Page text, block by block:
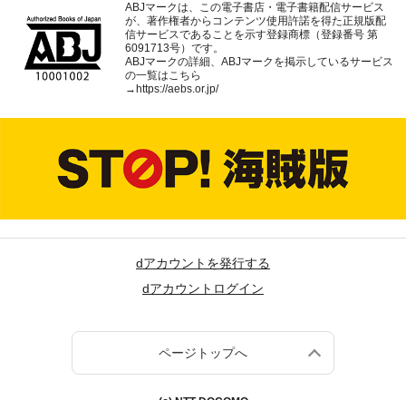
ABJマークは、この電子書店・電子書籍配信サービス
が、著作権者からコンテンツ使用許諾を得た正規版配
信サービスであることを示す登録商標（登録番号 第
6091713号）です。
ABJマークの詳細、ABJマークを掲示しているサービス
の一覧はこちら
→ https://aebs.or.jp/
dアカウントを発行する
dアカウントログイン
ページトップへ